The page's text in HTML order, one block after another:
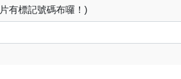
有標記號碼布囉！)